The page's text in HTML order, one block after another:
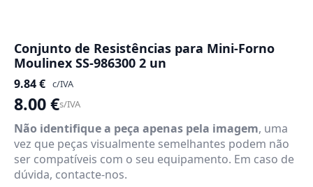
Conjunto de Resistências para Mini-Forno
Moulinex SS-986300 2 un
9.84€ c/IVA
8.00€s/IVA
Não identifique a peça apenas pela imagem, uma
vez que peças visualmente semelhantes podem não
ser compatíveis com o seu equipamento. Em caso de
dúvida, contacte-nos.